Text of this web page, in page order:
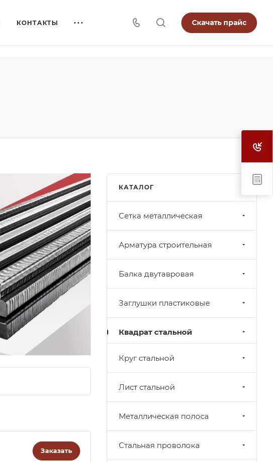
КОНТАКТЫ Скачать прайс
Заказать
КАТАЛОГ
Cетка металлическая
Арматура строительная
Балка двутавровая
Заглушки пластиковые
Квадрат стальной
Круг стальной
Лист стальной
Металлическая полоса
Стальная проволока